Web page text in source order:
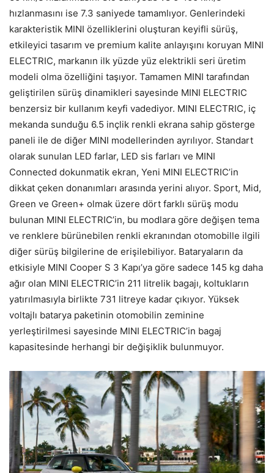
hızlanmasını ise 7.3 saniyede tamamlıyor. Genlerindeki
karakteristik MINI özelliklerini oluşturan keyifli sürüş,
etkileyici tasarım ve premium kalite anlayışını koruyan MINI
ELECTRIC, markanın ilk yüzde yüz elektrikli seri üretim
modeli olma özelliğini taşıyor. Tamamen MINI tarafından
geliştirilen sürüş dinamikleri sayesinde MINI ELECTRIC
benzersiz bir kullanım keyfi vadediyor. MINI ELECTRIC, iç
mekanda sunduğu 6.5 inçlik renkli ekrana sahip gösterge
paneli ile de diğer MINI modellerinden ayrılıyor. Standart
olarak sunulan LED farlar, LED sis farları ve MINI
Connected dokunmatik ekran, Yeni MINI ELECTRIC’in
dikkat çeken donanımları arasında yerini alıyor. Sport, Mid,
Green ve Green+ olmak üzere dört farklı sürüş modu
bulunan MINI ELECTRIC’in, bu modlara göre değişen tema
ve renklere bürünebilen renkli ekranından otomobille ilgili
diğer sürüş bilgilerine de erişilebiliyor. Bataryaların da
etkisiyle MINI Cooper S 3 Kapı’ya göre sadece 145 kg daha
ağır olan MINI ELECTRIC’in 211 litrelik bagajı, koltukların
yatırılmasıyla birlikte 731 litreye kadar çıkıyor. Yüksek
voltajlı batarya paketinin otomobilin zeminine
yerleştirilmesi sayesinde MINI ELECTRIC’in bagaj
kapasitesinde herhangi bir değişiklik bulunmuyor.